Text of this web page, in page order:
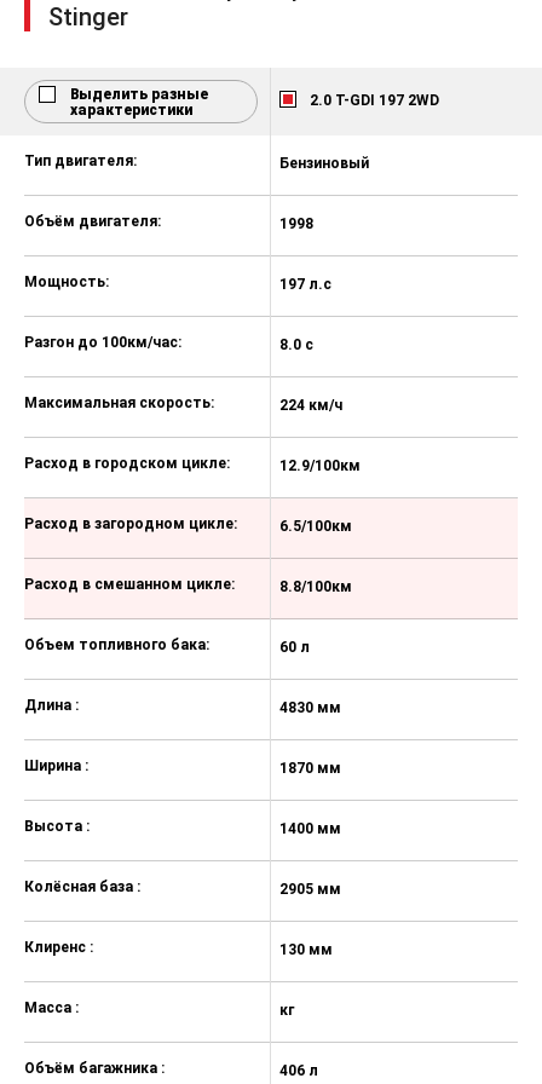
Подголовники передних сидений
Фронтальные подушки
безопасности
безопасности
водителя
использования
ГЛОНАСС
управления (R-MDPS):
электроусилитель, установленный
на рулевой рейке
Функция Bluetooth с голосовым
управлением; поддержка Apple
Передние и задние
электроприводом (передние - с
функцией Auto и Safety)
Система бесключевого доступа
Smart Key и запуск двигателя
Электрохромное зеркало заднего
Система выбора режима
Электропривод складывания
Stinger
Выделить разные
характеристики
2.0 T-GDI 197 2WD
Тип двигателя:
Объём двигателя:
Мощность:
Разгон до 100км/час:
Максимальная скорость:
Расход в городском цикле:
Расход в загородном цикле:
Расход в смешанном цикле:
Объем топливного бака:
Длина :
Ширина :
Высота :
Колёсная база :
Клиренс :
Масса :
Объём багажника :
Бензиновый
1998
197 л.с
8.0 с
224 км/ч
12.9/100км
6.5/100км
8.8/100км
60 л
4830 мм
1870 мм
1400 мм
2905 мм
130 мм
кг
406 л